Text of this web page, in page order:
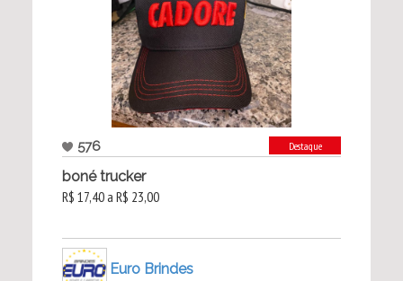
576 Destaque
boné trucker
R$ 17,40 a R$ 23,00
Euro Brindes